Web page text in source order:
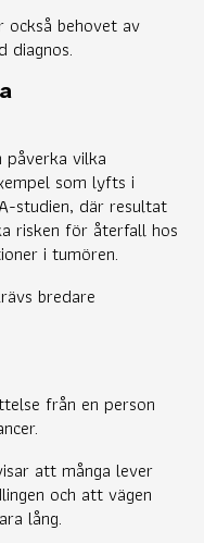
också behovet av
diagnos.
påverka vilka
som lyfts i
studien, där resultat
risken för återfall hos
i tumören.
bredare
från en person
att många lever
och att vägen
lång.